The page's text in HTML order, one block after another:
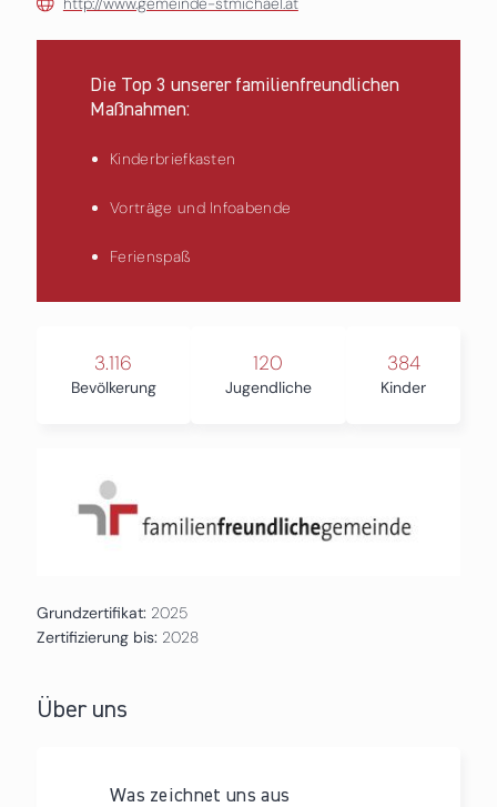
Die Top 3 unserer familienfreundlichen
Maßnahmen:
Kinderbriefkasten
Vorträge und Infoabende
Ferienspaß
3.116
Bevölkerung
120
Jugendliche
384
Kinder
Grundzertifikat: 2025
Zertifizierung bis: 2028
Über uns
Was zeichnet uns aus